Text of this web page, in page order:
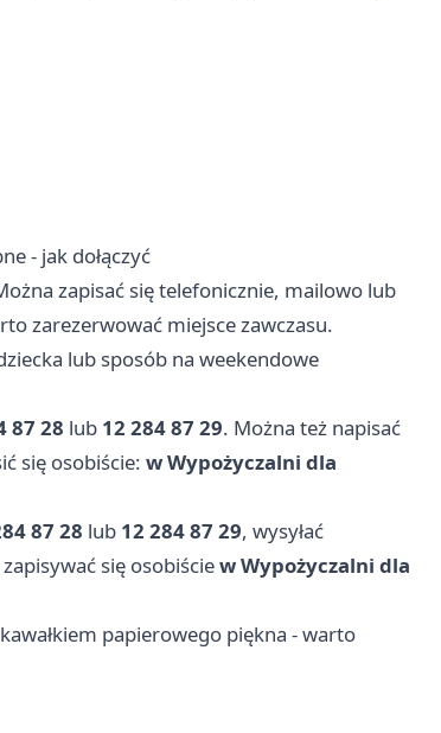
- jak dołączyć
zapisać się telefonicznie, mailowo lub
zarezerwować miejsce zawczasu.
lub sposób na weekendowe
87 28 lub 12 284 87 29. Można też napisać
się osobiście: w Wypożyczalni dla
87 28 lub 12 284 87 29, wysyłać
się osobiściew Wypożyczalni dla
papierowego piękna - warto